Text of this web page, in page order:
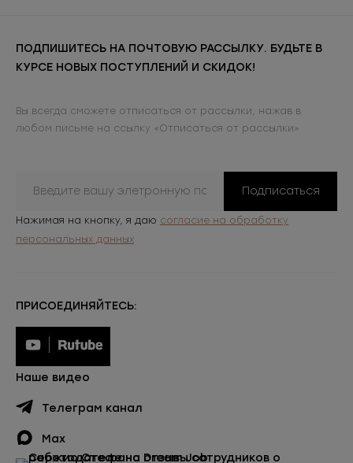
ПОДПИШИТЕСЬ НА ПОЧТОВУЮ РАССЫЛКУ. БУДЬТЕ В
КУРСЕ НОВЫХ ПОСТУПЛЕНИЙ И СКИДОК!
Вы всегда сможете отписаться от рассылки, нажав в
любом письме на ссылку «Отписаться от рассылки»
Подписаться
Нажимая на кнопку, я даю согласие на обработку
персональных данных
ПРИСОЕДИНЯЙТЕСЬ:
Наше видео
Телеграм канал
Max